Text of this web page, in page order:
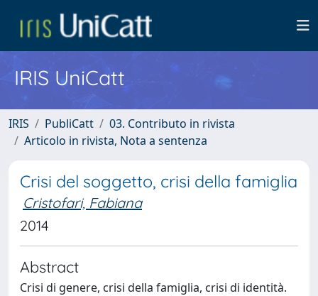
IRIS UniCatt
IRIS PubliCatt
03. Contributo in rivista
Articolo in rivista, Nota a sentenza
Crisi del soggetto, crisi della famiglia
Cristofari, Fabiana
2014
Abstract
Crisi di genere, crisi della famiglia, crisi di identità.